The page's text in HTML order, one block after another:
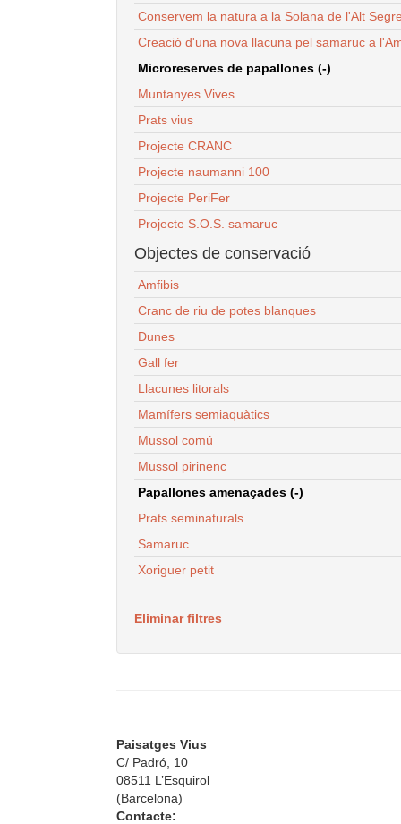
Conservem la natura a la Solana de l'Alt
Creació d'una nova llacuna pel samaruc a
Microreserves de papallones (-)
Muntanyes Vives
Prats vius
Projecte CRANC
Projecte naumanni 100
Projecte PeriFer
Projecte S.O.S. samaruc
Objectes de conservació
Amfibis
Cranc de riu de potes blanques
Dunes
Gall fer
Llacunes litorals
Mamífers semiaquàtics
Mussol comú
Mussol pirinenc
Papallones amenaçades (-)
Prats seminaturals
Samaruc
Xoriguer petit
Eliminar filtres
Paisatges Vius
C/ Padró, 10
08511 L’Esquirol
(Barcelona)
Contacte: